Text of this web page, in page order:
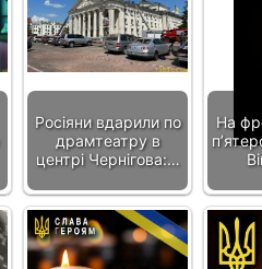
Росіяни вдарили по
драмтеатру в
центрі Чернігова:…
На